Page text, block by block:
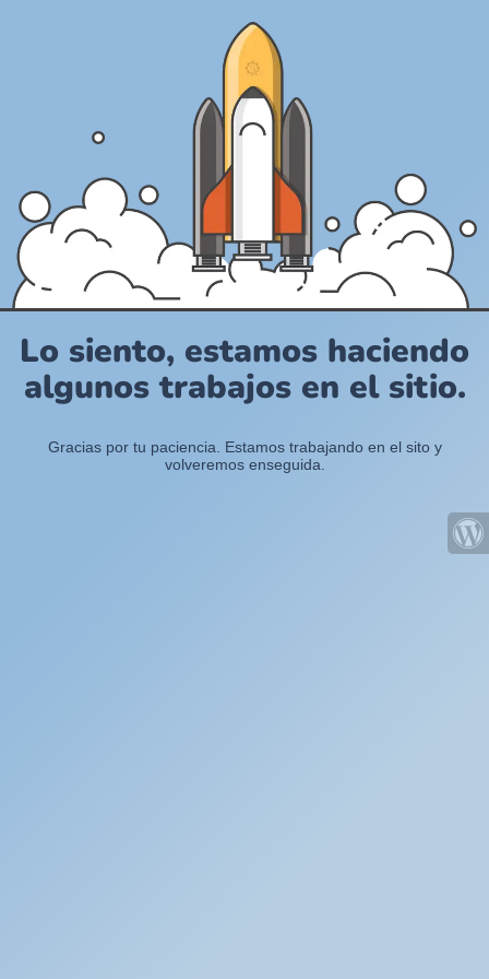
Lo siento, estamos haciendo
algunos trabajos en el sitio.
Gracias por tu paciencia. Estamos trabajando en el sito y
volveremos enseguida.